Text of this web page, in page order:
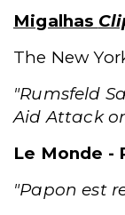
Migalhas
The New
"Rumsfeld
Aid Attack
Le Monde -
"Papon est